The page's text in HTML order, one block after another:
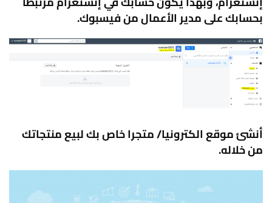
بحسابك على مدير الأعمال من فيسبوك.
أنشئ موقع الكترونيا/ متجرا خاص بك لبيع منتجاتك
من خلاله.